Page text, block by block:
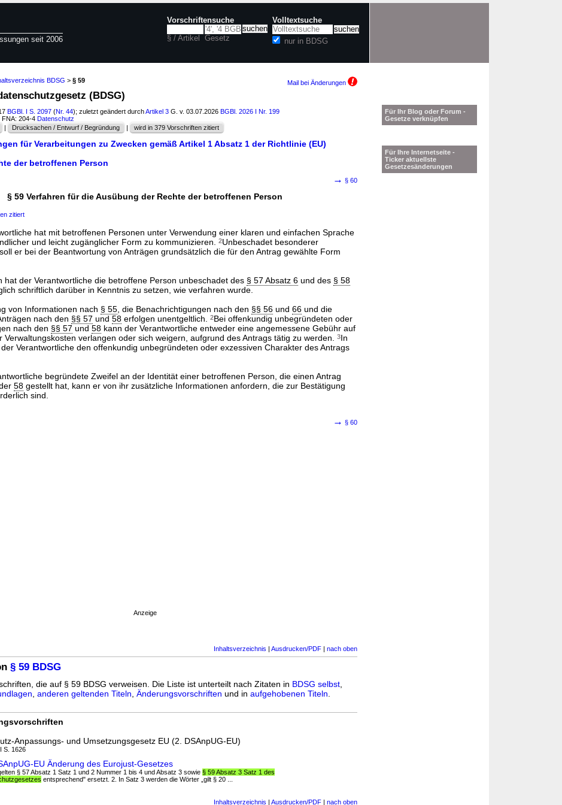
seit 2006
Vorschriftensuche
§ / Artikel Gesetz
Volltextsuche
nur in BDSG
BDSG > § 59 Mail bei Änderungen
(BDSG)
BGBl. I S. 2097 (Nr. 44); zuletzt geändert durchArtikel 3 G. v. 03.07.2026 BGBl. 2026 I Nr. 199
FNA: 204-4 Datenschutz
| Drucksachen / Entwurf / Begründung | wird in 379 Vorschriften zitiert
für Verarbeitungen zu Zwecken gemäß Artikel 1 Absatz 1 der Richtlinie (EU)
der betroffenen Person
→ § 60
§ 59 Verfahren für die Ausübung der Rechte der betroffenen Person
zitiert
hat mit betroffenen Personen unter Verwendung einer klaren und einfachen Sprache
und leicht zugänglicher Form zu kommunizieren.
2Unbeschadet besonderer
er bei der Beantwortung von Anträgen grundsätzlich die für den Antrag gewählte Form
hat der Verantwortliche die betroffene Person unbeschadet des § 57 Absatz 6 und des § 58
schriftlich darüber in Kenntnis zu setzen, wie verfahren wurde.
von Informationen nach § 55 , die Benachrichtigungen nach den §§ 56 und 66 und die
nach den §§ 57 und 58 erfolgen unentgeltlich. 2Bei offenkundig unbegründeten oder
nach den §§ 57 und 58 kann der Verantwortliche entweder eine angemessene Gebühr auf
Verwaltungskosten verlangen oder sich weigern, aufgrund des Antrags tätig zu werden.
3In
Verantwortliche den offenkundig unbegründeten oder exzessiven Charakter des Antrags
begründete Zweifel an der Identität einer betroffenen Person, die einen Antrag
58 gestellt hat, kann er von ihr zusätzliche Informationen anfordern, die zur Bestätigung
sind.
→ § 60
Anzeige
Inhaltsverzeichnis | Ausdrucken/PDF | nach oben
§ 59 BDSG
die auf § 59 BDSG verweisen. Die Liste ist unterteilt nach Zitaten in BDSG selbst
anderen geltenden Titeln Änderungsvorschriften und in aufgehobenen Titeln
Anpassungs- und Umsetzungsgesetz EU (2. DSAnpUG-EU)
S. 1626
EU Änderung des Eurojust-Gesetzes
§ 57 Absatz 1 Satz 1 und 2 Nummer 1 bis 4 und Absatz 3 sowie § 59 Absatz 3 Satz 1 des
entsprechend" ersetzt. 2. In Satz 3 werden die Wörter „gilt § 20 ...
Inhaltsverzeichnis | Ausdrucken/PDF | nach oben
Für Ihr Blog oder Forum -
Gesetze verknüpfen
Für Ihre Internetseite -
Ticker aktuellste
Gesetzesänderungen